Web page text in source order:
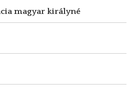
magyar királyné